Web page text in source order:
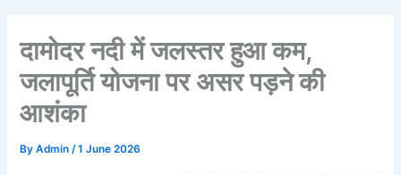
दामोदर नदी में जलस्तर हुआ कम,
जलापूर्ति योजना पर असर पड़ने की
आशंका
ByAdmin/1 June 2026